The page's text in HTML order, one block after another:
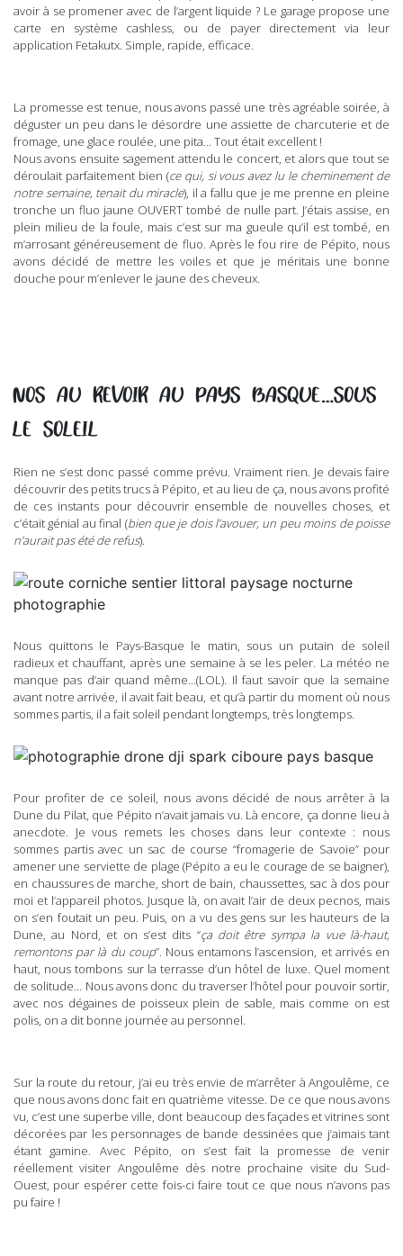
avoir à se promener avec de l’argent liquide ? Le garage propose une
carte en système cashless, ou de payer directement via leur
application Fetakutx. Simple, rapide, efficace.
La promesse est tenue, nous avons passé une très agréable soirée, à
déguster un peu dans le désordre une assiette de charcuterie et de
fromage, une glace roulée, une pita… Tout était excellent !
Nous avons ensuite sagement attendu le concert, et alors que tout se
déroulait parfaitement bien (ce qui, si vous avez lu le cheminement de
notre semaine, tenait du miracle), il a fallu que je me prenne en pleine
tronche un fluo jaune OUVERT tombé de nulle part. J’étais assise, en
plein milieu de la foule, mais c’est sur ma gueule qu’il est tombé, en
m’arrosant généreusement de fluo. Après le fou rire de Pépito, nous
avons décidé de mettre les voiles et que je méritais une bonne
douche pour m’enlever le jaune des cheveux.
NOS AU REVOIR AU PAYS BASQUE…SOUS
LE SOLEIL
Rien ne s’est donc passé comme prévu. Vraiment rien. Je devais faire
découvrir des petits trucs à Pépito, et au lieu de ça, nous avons profité
de ces instants pour découvrir ensemble de nouvelles choses, et
c’était génial au final (bien que je dois l’avouer, un peu moins de poisse
n’aurait pas été de refus).
Nous quittons le Pays-Basque le matin, sous un putain de soleil
radieux et chauffant, après une semaine à se les peler. La météo ne
manque pas d’air quand même…(LOL). Il faut savoir que la semaine
avant notre arrivée, il avait fait beau, et qu’à partir du moment où nous
sommes partis, il a fait soleil pendant longtemps, très longtemps.
Pour profiter de ce soleil, nous avons décidé de nous arrêter à la
Dune du Pilat, que Pépito n’avait jamais vu. Là encore, ça donne lieu à
anecdote. Je vous remets les choses dans leur contexte : nous
sommes partis avec un sac de course “fromagerie de Savoie” pour
amener une serviette de plage (Pépito a eu le courage de se baigner),
en chaussures de marche, short de bain, chaussettes, sac à dos pour
moi et l’appareil photos. Jusque là, on avait l’air de deux pecnos, mais
on s’en foutait un peu. Puis, on a vu des gens sur les hauteurs de la
Dune, au Nord, et on s’est dits “ça doit être sympa la vue là-haut,
remontons par là du coup”. Nous entamons l’ascension, et arrivés en
haut, nous tombons sur la terrasse d’un hôtel de luxe. Quel moment
de solitude… Nous avons donc du traverser l’hôtel pour pouvoir sortir,
avec nos dégaines de poisseux plein de sable, mais comme on est
polis, on a dit bonne journée au personnel.
Sur la route du retour, j’ai eu très envie de m’arrêter à Angoulême, ce
que nous avons donc fait en quatrième vitesse. De ce que nous avons
vu, c’est une superbe ville, dont beaucoup des façades et vitrines sont
décorées par les personnages de bande dessinées que j’aimais tant
étant gamine. Avec Pépito, on s’est fait la promesse de venir
réellement visiter Angoulême dès notre prochaine visite du Sud-
Ouest, pour espérer cette fois-ci faire tout ce que nous n’avons pas
pu faire !